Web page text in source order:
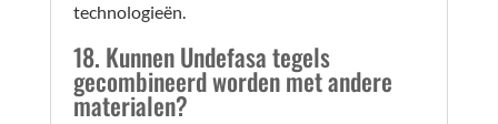
technologieën.
18. Kunnen Undefasa tegels
gecombineerd worden met andere
materialen?